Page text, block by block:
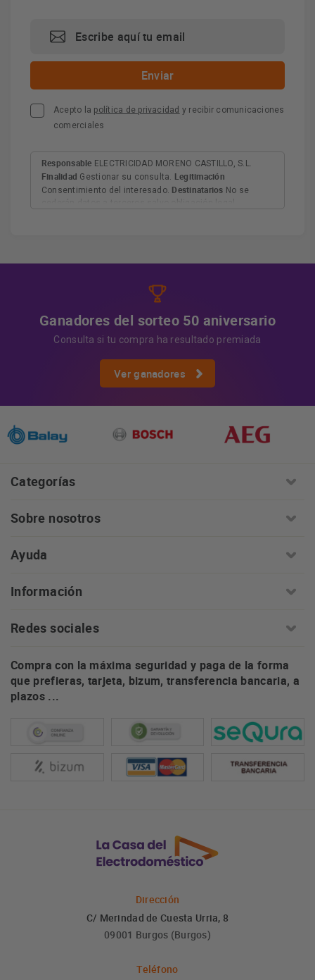
Acepto la política de privacidad y recibir comunicaciones
comerciales
Responsable ELECTRICIDAD MORENO CASTILLO, S.L.
Finalidad Gestionar su consulta. Legitimación
Consentimiento del interesado. Destinatarios No se
Ganadores del sorteo 50 aniversario
Consulta si tu compra ha resultado premiada
Ver ganadores
Categorías
Sobre nosotros
Ayuda
Información
Redes sociales
Compra con la máxima seguridad y paga de la forma
que prefieras, tarjeta, bizum, transferencia bancaria, a
plazos ...
Dirección
C/ Merindad de Cuesta Urria, 8
09001 Burgos (Burgos)
Teléfono